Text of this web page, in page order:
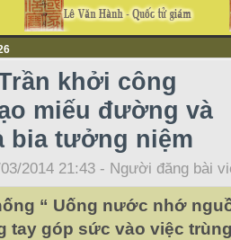
khởi công
miếu đường và
bia tưởng niệm
2014 21:43 - Người đăng bài
“ Uống nước nhớ
tay góp sức vào việc